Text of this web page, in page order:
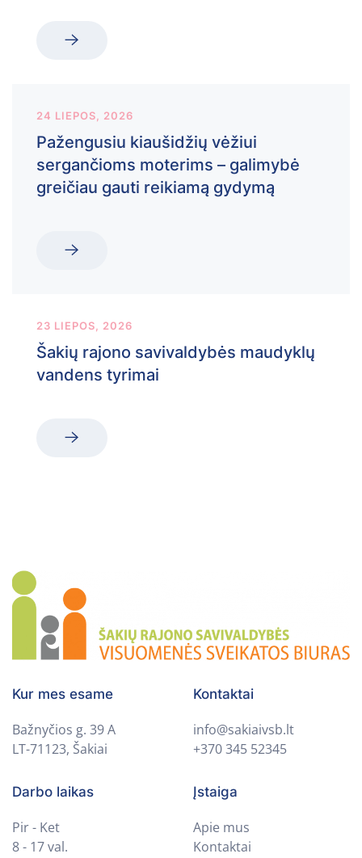
24 LIEPOS, 2026
Pažengusiu kiaušidžių vėžiui
sergančioms moterims – galimybė
greičiau gauti reikiamą gydymą
23 LIEPOS, 2026
Šakių rajono savivaldybės maudyklų
vandens tyrimai
Kur mes esame
Bažnyčios g. 39 A
LT-71123, Šakiai
Kontaktai
info@sakiaivsb.lt
+370 345 52345
Darbo laikas
Pir - Ket
8 - 17 val.
Įstaiga
Apie mus
Kontaktai